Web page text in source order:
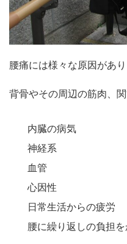
腰痛には様々な原因があり
背骨やその周辺の筋肉、
内臓の病気
神経系
血管
心因性
日常生活からの疲労
腰に繰り返しの負担を